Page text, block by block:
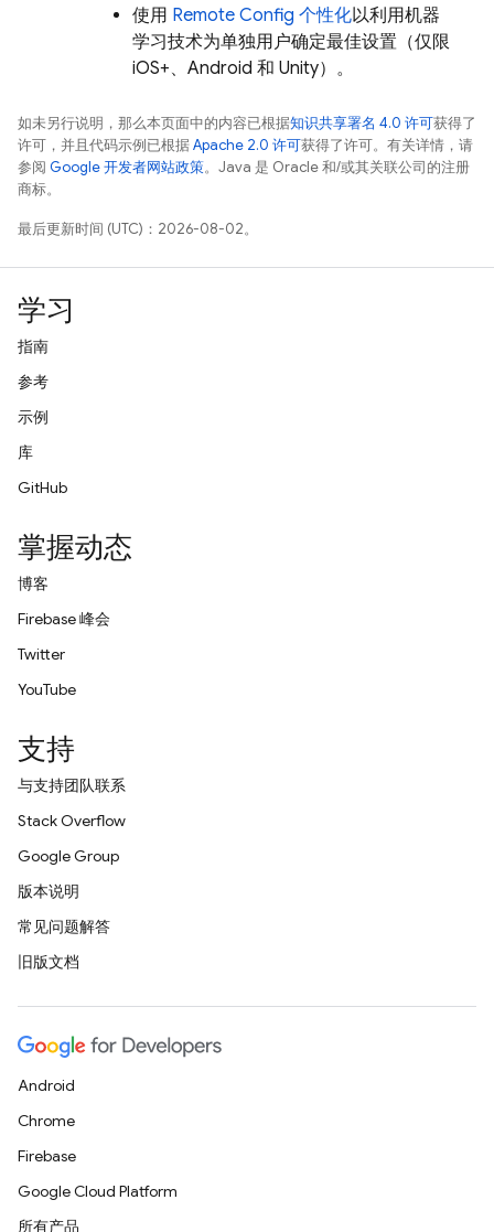
使用 Remote Config 个性化以利用机器
学习技术为单独用户确定最佳设置（仅限
iOS+、Android 和 Unity）。
如未另行说明，那么本页面中的内容已根据知识共享署名 4.0 许可获得了
许可，并且代码示例已根据Apache 2.0 许可获得了许可。有关详情，请
参阅 Google 开发者网站政策。Java 是 Oracle 和/或其关联公司的注册
商标。
最后更新时间 (UTC)：2026-08-02。
学习
指南
参考
示例
库
GitHub
掌握动态
博客
Firebase 峰会
Twitter
YouTube
支持
与支持团队联系
Stack Overflow
Google Group
版本说明
常见问题解答
旧版文档
Android
Chrome
Firebase
Google Cloud Platform
所有产品